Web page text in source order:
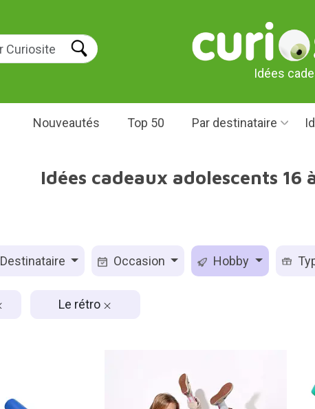
Idées
Nouveautés Top 50 Par destinataire
Idées cadeaux adolescents
Destinataire Occasion Hobby
Le rétro